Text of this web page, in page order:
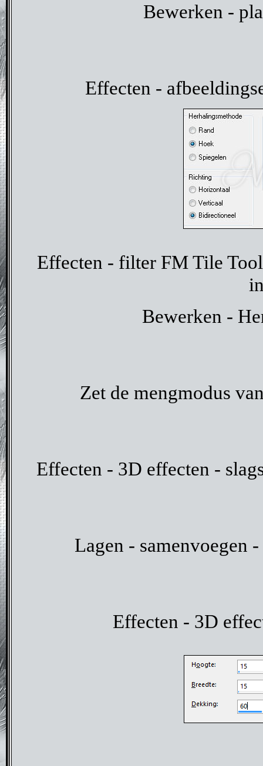
Bewerken -
Effecten -
Effecten - filter FM Tile
Bewerken -
Zet de mengmodus
Effecten - 3D effecten -
Lagen - samenvoegen
Effecten - 3D